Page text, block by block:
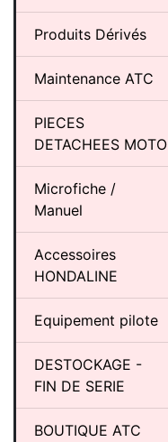
Produits Dérivés
Maintenance ATC
PIECES
DETACHEES MOTO
Microfiche /
Manuel
Accessoires
HONDALINE
Equipement pilote
DESTOCKAGE -
FIN DE SERIE
BOUTIQUE ATC